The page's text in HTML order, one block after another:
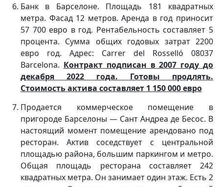
Банк в Барселоне. Площадь 181 квадратных
метра. Фасад 12 метров. Аренда в год приносит
57 700 евро в год. Рентабельность составляет 5
процента. Сумма общих годовых затрат 2200
евро год. Адрес: Carrer del Rosselló 08037
Barcelona. Контракт подписан в 2007 году до
декабря 2022 года. Готовы продлять.
Стоимость актива составляет 1 150 000 евро
Продается коммерческое помещение в
пригороде Барселоны — Сант Андреа де Бесос. В
настоящий момент помещение арендовано под
ресторан. Актив соседствует с центральной
площадью района, большим паркингом и метро.
Общая площадь ресторана составляет 242
квадратных метра. Он занимает один этаж. Есть 2